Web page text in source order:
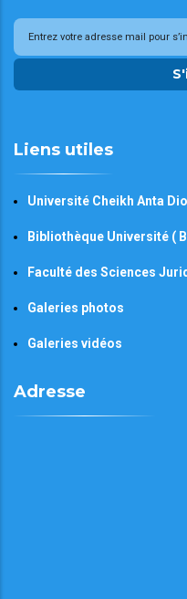
Liens utiles
Université Cheikh Anta
Bibliothèque Université (
Faculté des Sciences
Galeries photos
Galeries vidéos
Adresse